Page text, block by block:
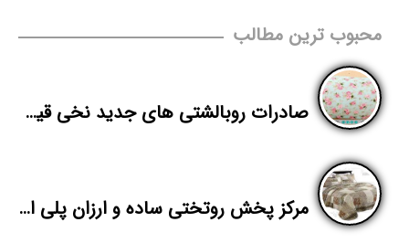
محبوب ترین مطالب
صادرات روبالشتی های جدید نخی قیمت مناسب
مرکز پخش روتختی ساده و ارزان پلی استر